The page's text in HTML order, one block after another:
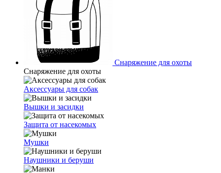
Снаряжение для охоты
Снаряжение для охоты
Аксессуары для собак
Вышки и засидки
Защита от насекомых
Мушки
Наушники и беруши